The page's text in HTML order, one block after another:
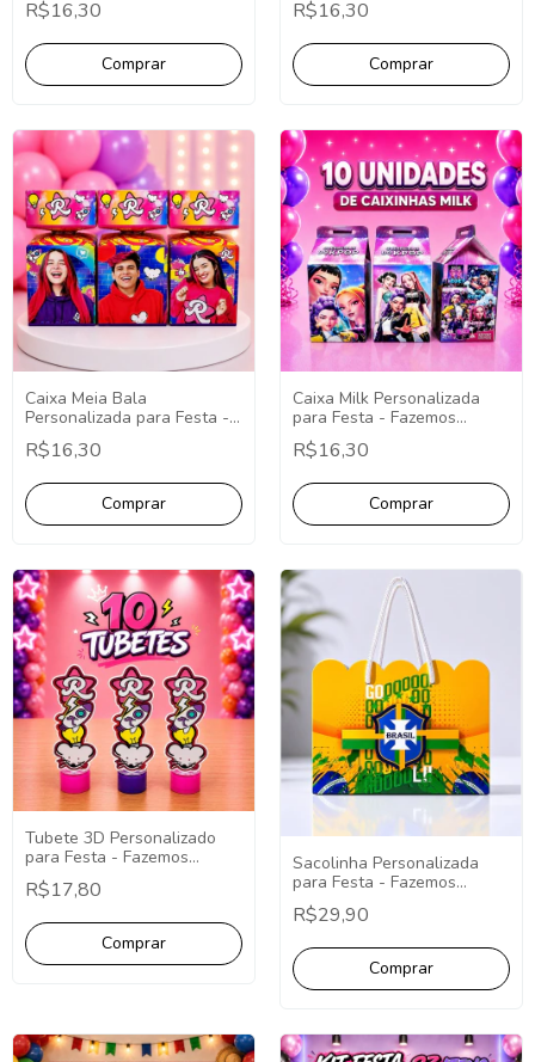
Lembrancinha
R$16,30
Lembrancinha
R$16,30
Caixa Meia Bala
Personalizada para Festa -
Fazemos Qualquer Tema -
Lembrancinha
R$16,30
Caixa Milk Personalizada
para Festa - Fazemos
Qualquer Tema -
Lembrancinha Personalizada
R$16,30
Tubete 3D Personalizado
para Festa - Fazemos
Qualquer Tema -
Lembrancinha Tubete
R$17,80
Sacolinha Personalizada
para Festa - Fazemos
Qualquer Tema -
Lembrancinhas
R$29,90